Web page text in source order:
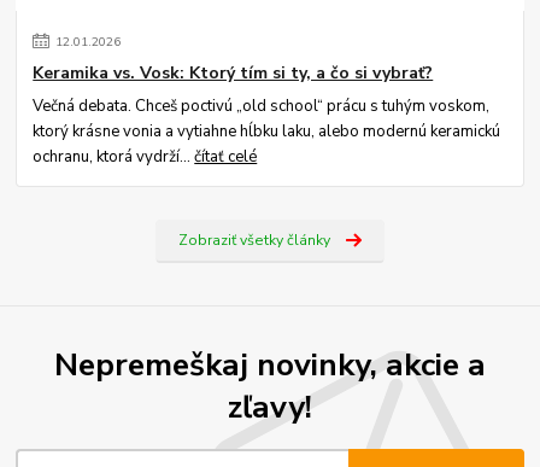
12.01.2026
Keramika vs. Vosk: Ktorý tím si ty, a čo si vybrať?
Večná debata. Chceš poctivú „old school“ prácu s tuhým voskom,
ktorý krásne vonia a vytiahne hĺbku laku, alebo modernú keramickú
ochranu, ktorá vydrží...čítať celé
Zobraziť všetky články
Nepremeškaj novinky, akcie a
zľavy!